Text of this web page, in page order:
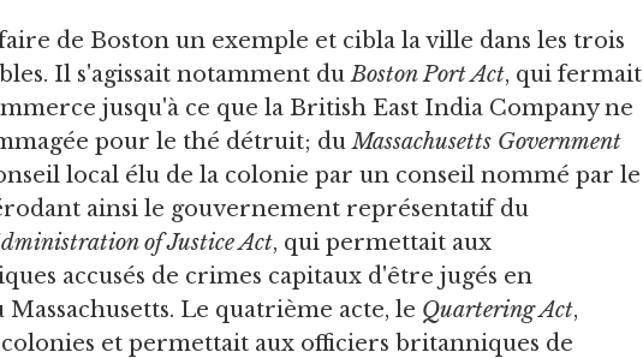
de Boston un exemple et cibla la ville dans les trois
Il s'agissait notamment duBoston Port Act, qui fermait
jusqu'à ce que la British East India Company ne
pour le thé détruit; duMassachusetts Government
local élu de la colonie par un conseil nommé par le
ainsi le gouvernement représentatif du
of Justice Act, qui permettait aux
accusés de crimes capitaux d'être jugés en
Le quatrième acte, le Quartering Act,
et permettait aux officiers britanniques de